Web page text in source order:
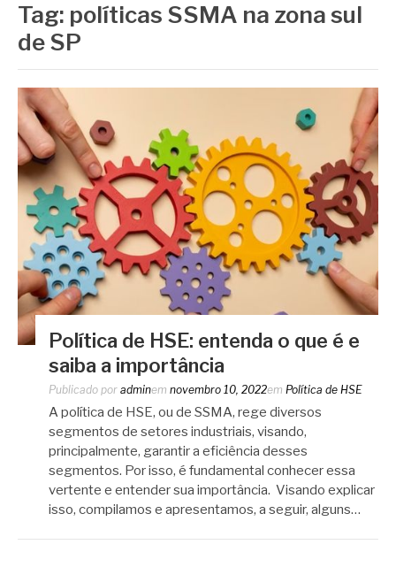
Tag: políticas SSMA na zona sul
de SP
Política de HSE: entenda o que é e
saiba a importância
Publicado por adminem novembro 10, 2022em Política de HSE
A política de HSE, ou de SSMA, rege diversos
segmentos de setores industriais, visando,
principalmente, garantir a eficiência desses
segmentos. Por isso, é fundamental conhecer essa
vertente e entender sua importância. Visando explicar
isso, compilamos e apresentamos, a seguir, alguns…